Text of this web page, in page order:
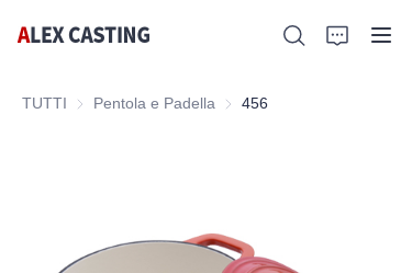
TUTTI Pentola e Padella Pentola e Padella
456